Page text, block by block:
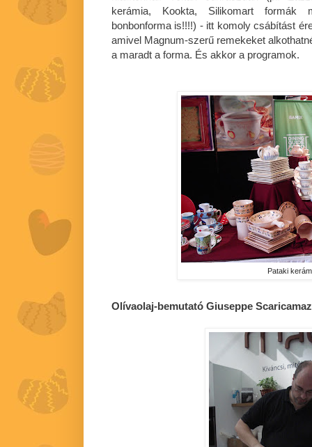
kerámia, Kookta, Silikomart formák
bonbonforma is!!!!) - itt komoly csábítást
amivel Magnum-szerű remekeket
a maradt a forma. És akkor a programok.
Pataki
Olívaolaj-bemutató Giuseppe